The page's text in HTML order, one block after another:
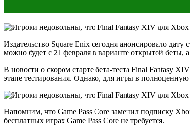
Издательство Square Enix сегодня анонсировало
можно будет с 21 февраля в варианте открытой
В новости о скором старте бета-теста Final Fantasy
этапе тестирования. Однако, для игры в
Напомним, что Game Pass Core заменил подписку
бесплатных играх Game Pass Core не требуется.